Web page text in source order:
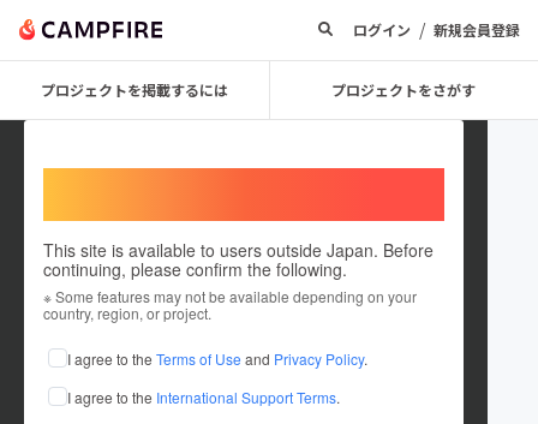
ログイン / 新規会員登録
プロジェクトを掲載するには プロジェクトをさがす
This site is available to users outside Japan. Before
continuing, please confirm the following.
※ Some features may not be available depending on your
country, region, or project.
I agree to the Terms of Use and Privacy Policy.
I agree to the International Support Terms.
武下農園株式会社 代表取締役
武下浩紹
プロジェクトオーナー
これまでに18回支援して3件のプロジェクトを投稿しています